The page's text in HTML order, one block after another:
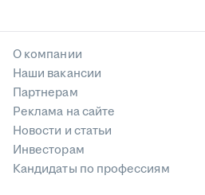
О компании
Наши вакансии
Партнерам
Реклама на сайте
Новости и статьи
Инвесторам
Кандидаты по профессиям